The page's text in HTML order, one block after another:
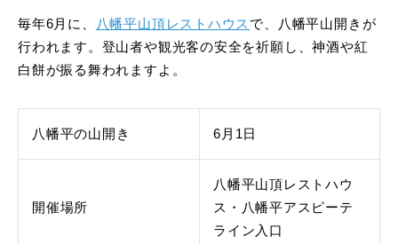
毎年6月に、 八幡平山頂レストハウス で、八幡平山開きが
行われます。登山者や観光客の安全を祈願し、神酒や紅
白餅が振る舞われますよ。
八幡平の山開き 6月1日
開催場所
八幡平山頂レストハウ
ス・八幡平アスピーテ
ライン入口